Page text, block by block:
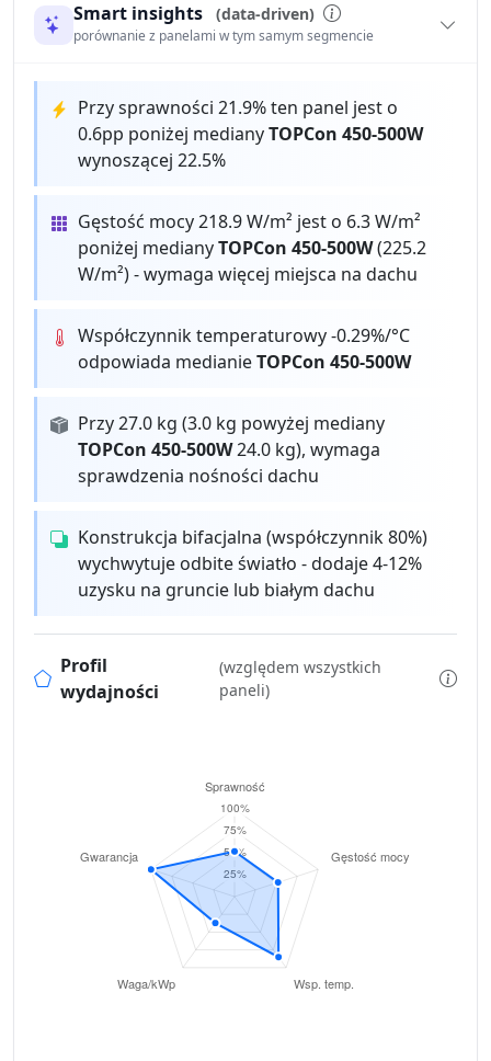
Smart insights (data-driven)
porównanie z panelami w tym samym segmencie
Przy sprawności 21.9% ten panel jest o
0.6pp poniżej medianyTOPCon 450-500W
wynoszącej 22.5%
Gęstość mocy 218.9 W/m² jest o 6.3 W/m²
poniżej medianyTOPCon 450-500W(225.2
W/m²) - wymaga więcej miejsca na dachu
Współczynnik temperaturowy -0.29%/°C
odpowiada medianieTOPCon 450-500W
Przy 27.0 kg (3.0 kg powyżej mediany
TOPCon 450-500W24.0 kg), wymaga
sprawdzenia nośności dachu
Konstrukcja bifacjalna (współczynnik 80%)
wychwytuje odbite światło - dodaje 4-12%
uzysku na gruncie lub białym dachu
Profil
wydajności
(względem wszystkich
paneli)